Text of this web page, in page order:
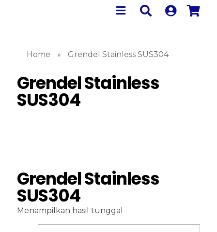
Home » Grendel Stainless SUS304
Grendel Stainless
SUS304
Grendel Stainless
SUS304
Menampilkan hasil tunggal